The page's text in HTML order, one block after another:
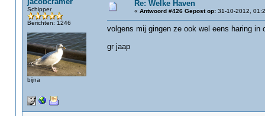
Schipper
Berichten: 1246
bijna
Re: Welke Haven
« Antwoord #426 Gepost op: 31-10-2012,
volgens mij gingen ze ook wel eens haring in
gr jaap